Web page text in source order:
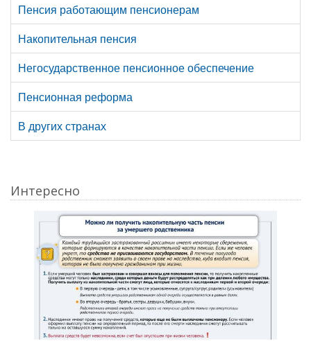
Пенсия работающим пенсионерам
Накопительная пенсия
Негосударственное пенсионное обеспечение
Пенсионная реформа
В других странах
Интересно